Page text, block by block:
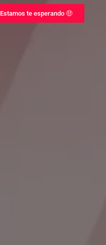
Estamos te esperando 🤑